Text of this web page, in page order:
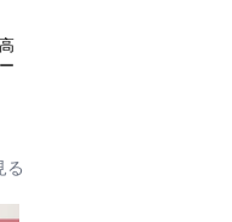
る